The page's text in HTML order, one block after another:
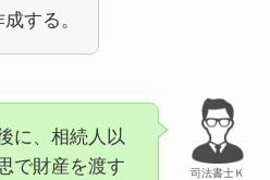
する。
司法書士Ｋ
に、相続人以
で財産を渡す